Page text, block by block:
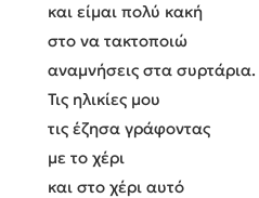
και είμαι πολύ κακή
στο να τακτοποιώ
αναμνήσεις στα συρτάρια.
Τις ηλικίες μου
τις έζησα γράφοντας
με το χέρι
και στο χέρι αυτό